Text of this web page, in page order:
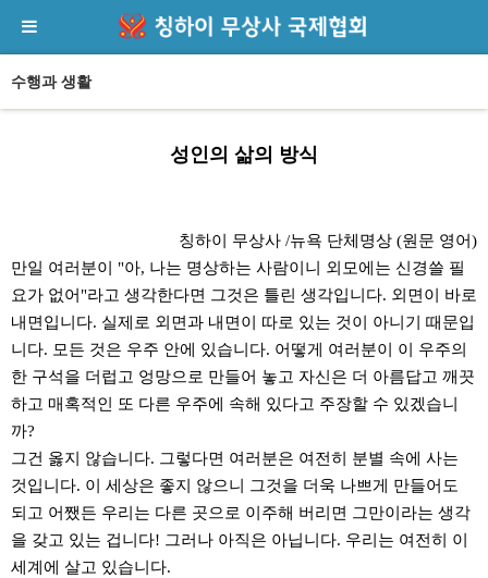
수행과 생활
성인의 삶의 방식
칭하이 무상사 /뉴욕 단체명상 (원문 영어)
만일 여러분이 "아, 나는 명상하는 사람이니 외모에는 신경쓸 필
요가 없어"라고 생각한다면 그것은 틀린 생각입니다. 외면이 바로
내면입니다. 실제로 외면과 내면이 따로 있는 것이 아니기 때문입
니다. 모든 것은 우주 안에 있습니다. 어떻게 여러분이 이 우주의
한 구석을 더럽고 엉망으로 만들어 놓고 자신은 더 아름답고 깨끗
하고 매혹적인 또 다른 우주에 속해 있다고 주장할 수 있겠습니
까?
그건 옳지 않습니다. 그렇다면 여러분은 여전히 분별 속에 사는
것입니다. 이 세상은 좋지 않으니 그것을 더욱 나쁘게 만들어도
되고 어쨌든 우리는 다른 곳으로 이주해 버리면 그만이라는 생각
을 갖고 있는 겁니다! 그러나 아직은 아닙니다. 우리는 여전히 이
세계에 살고 있습니다.